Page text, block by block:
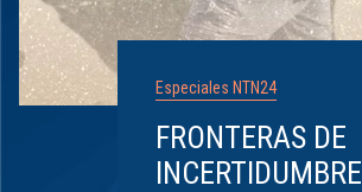
Especiales NTN24
FRONTERAS DE
INCERTIDUMBRE